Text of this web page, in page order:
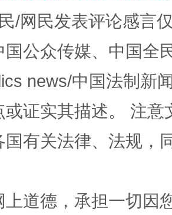
五大"原罪" "
费，一次搞定
/网民发表评论感言
国公众传媒、中国全
news/中国法制新
或证实其描述。 注
国有关法律、法规，
上道德，承担一切因